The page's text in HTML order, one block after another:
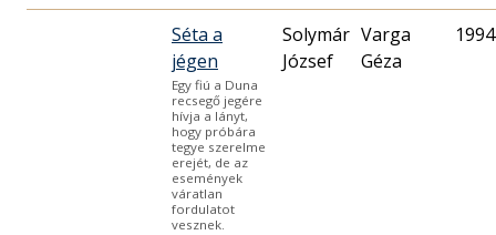
Séta a
jégen
Egy fiú a Duna
recsegő jegére
hívja a lányt,
hogy próbára
tegye szerelme
erejét, de az
események
váratlan
fordulatot
vesznek.
Solymár
József
Varga
Géza